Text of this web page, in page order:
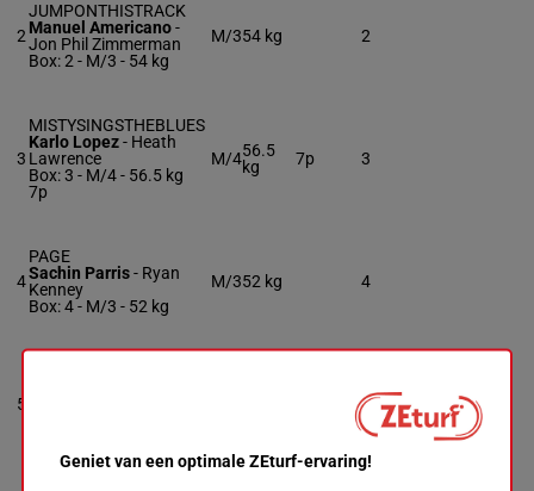
2
JUMPONTHISTRACK
Manuel Americano-
Jon Phil Zimmerman
Box: 2 - M/3 - 54 kg
M/354 kg 2
3
MISTYSINGSTHEBLUES
Karlo Lopez- Heath
Lawrence
Box: 3 - M/4 - 56.5 kg
7p
M/456.5
kg
7p 3
4
PAGE
Sachin Parris- Ryan
Kenney
Box: 4 - M/3 - 52 kg
M/352 kg 4
5 5
Geniet van een optimale ZEturf-ervaring!